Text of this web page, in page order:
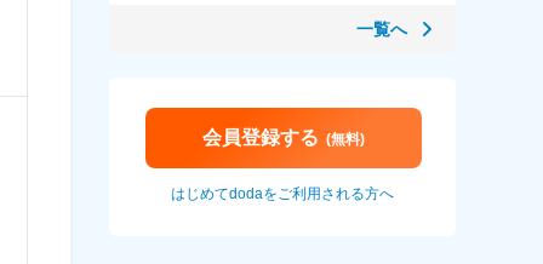
一覧へ
会員登録する (無料)
はじめてdodaをご利用される方へ